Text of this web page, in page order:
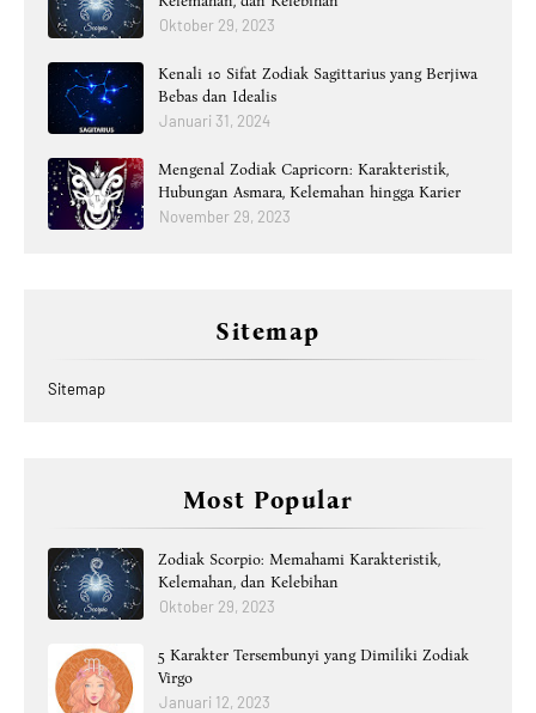
Oktober 29, 2023
Kenali 10 Sifat Zodiak Sagittarius yang Berjiwa
Bebas dan Idealis
Januari 31, 2024
Mengenal Zodiak Capricorn: Karakteristik,
Hubungan Asmara, Kelemahan hingga Karier
November 29, 2023
Sitemap
Sitemap
Most Popular
Zodiak Scorpio: Memahami Karakteristik,
Kelemahan, dan Kelebihan
Oktober 29, 2023
5 Karakter Tersembunyi yang Dimiliki Zodiak
Virgo
Januari 12, 2023